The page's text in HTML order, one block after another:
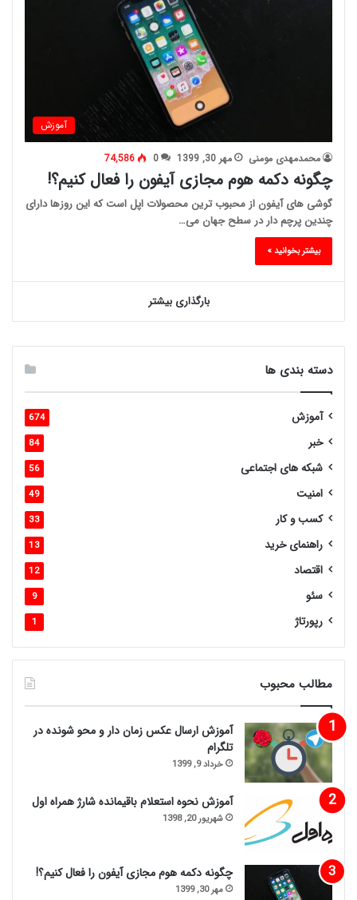
آموزش
محمدمهدی مومنی مهر 30, 1399 0
74,586
چگونه دکمه هوم مجازی آیفون را فعال کنیم؟!
گوشی های آیفون از محبوب ترین محصولات اپل است که این روزها دارای
چندین پرچم دار در سطح جهان می…
بیشتر بخوانید »
بارگذاری بیشتر
دسته بندی ها
آموزش 674
خبر 84
شبکه های اجتماعی 56
امنیت 49
کسب و کار 33
راهنمای خرید 13
اقتصاد 12
سئو 9
رپورتاژ 1
مطالب محبوب
آموزش ارسال عکس زمان دار و محو شونده در
تلگرام
خرداد 9, 1399
آموزش نحوه استعلام باقیمانده شارژ همراه اول
شهریور 20, 1398
چگونه دکمه هوم مجازی آیفون را فعال کنیم؟!
مهر 30, 1399